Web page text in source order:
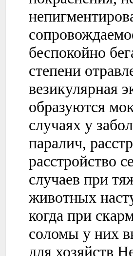
беспокойно
степени
везикулярная
образуются
случаях у
паралич,
расстройство
случаев при
животных
когда при
соломы у них
для хозяйств